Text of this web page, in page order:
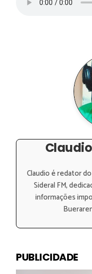
Claudio é redator
Sideral FM,
informações
PUBLICIDADE